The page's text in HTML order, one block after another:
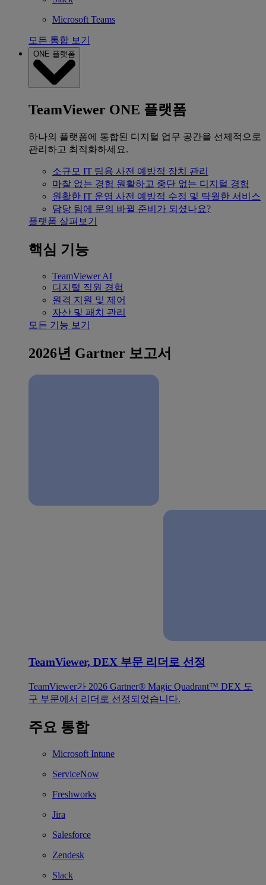
Microsoft Teams
모든 통합 보기
ONE 플랫폼
TeamViewer ONE 플랫폼
하나의 플랫폼에 통합된 디지털 업무 공간을 선제적으로
관리하고 최적화하세요.
소규모 IT 팀용 사전 예방적 장치 관리
마찰 없는 경험 원활하고 중단 없는 디지털 경험
원활한 IT 운영 사전 예방적 수정 및 탁월한 서비스
담당 팀에 문의 바뀔 준비가 되셨나요?
플랫폼 살펴보기
핵심 기능
TeamViewer AI
디지털 직원 경험
원격 지원 및 제어
자산 및 패치 관리
모든 기능 보기
2026년 Gartner 보고서
TeamViewer, DEX 부문 리더로 선정
TeamViewer가 2026 Gartner® Magic Quadrant™ DEX 도
구 부문에서 리더로 선정되었습니다.
주요 통합
Microsoft Intune
ServiceNow
Freshworks
Jira
Salesforce
Zendesk
Slack